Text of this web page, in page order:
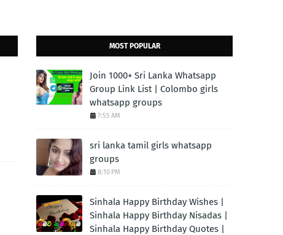
MOST POPULAR
Join 1000+ Sri Lanka Whatsapp
Group Link List | Colombo girls
whatsapp groups
7:55 AM
sri lanka tamil girls whatsapp
groups
8:10 PM
Sinhala Happy Birthday Wishes |
Sinhala Happy Birthday Nisadas |
Sinhala Happy Birthday Quotes |